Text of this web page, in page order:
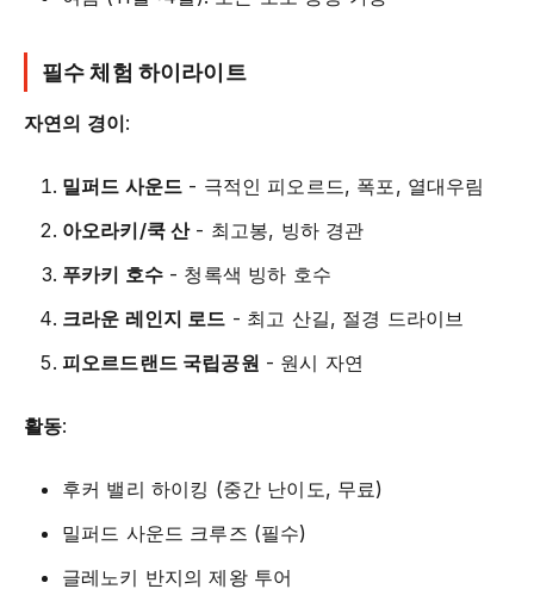
필수 체험 하이라이트
자연의 경이:
밀퍼드 사운드 - 극적인 피오르드, 폭포, 열대우림
아오라키/쿡 산- 최고봉, 빙하 경관
푸카키 호수- 청록색 빙하 호수
크라운 레인지 로드 - 최고 산길, 절경 드라이브
피오르드랜드 국립공원 - 원시 자연
활동:
후커 밸리 하이킹 (중간 난이도, 무료)
밀퍼드 사운드 크루즈 (필수)
글레노키 반지의 제왕 투어